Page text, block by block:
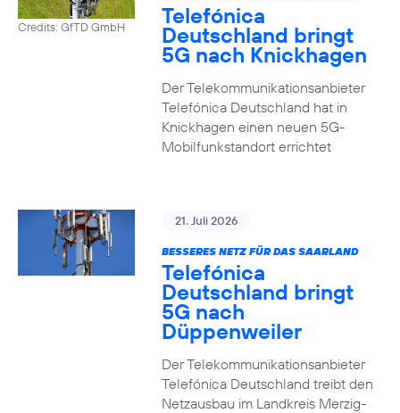
Credits: GfTD GmbH Telefónica
Deutschland bringt
5G nach Knickhagen
Der Telekommunikationsanbieter
Telefónica Deutschland hat in
Knickhagen einen neuen 5G-
Mobilfunkstandort errichtet
21. Juli 2026
BESSERES NETZ FÜR DAS SAARLAND
Telefónica
Deutschland bringt
5G nach
Düppenweiler
Der Telekommunikationsanbieter
Telefónica Deutschland treibt den
Netzausbau im Landkreis Merzig-